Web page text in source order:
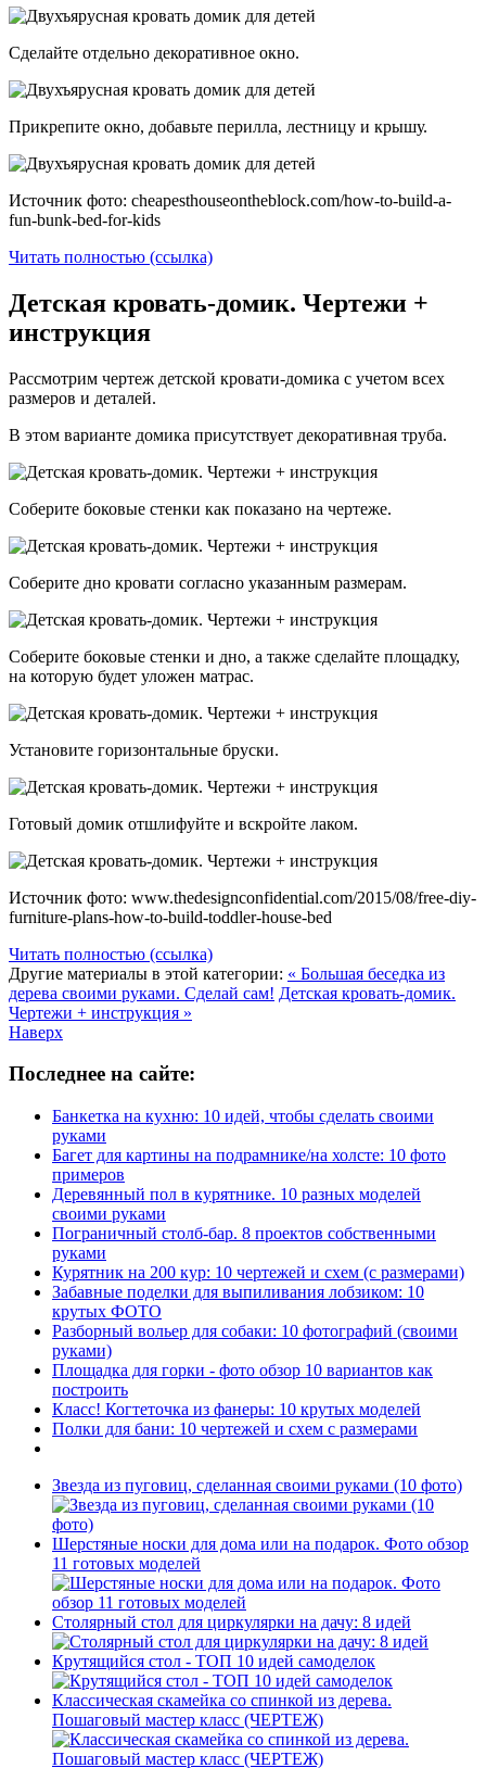
Сделайте отдельно декоративное окно.
Прикрепите окно, добавьте перилла, лестницу и крышу.
Источник фото: cheapesthouseontheblock.com/how-to-build-a-
fun-bunk-bed-for-kids
Читать полностью (ссылка)
Детская кровать-домик. Чертежи +
инструкция
Рассмотрим чертеж детской кровати-домика с учетом всех
размеров и деталей.
В этом варианте домика присутствует декоративная труба.
Соберите боковые стенки как показано на чертеже.
Соберите дно кровати согласно указанным размерам.
Соберите боковые стенки и дно, а также сделайте площадку,
на которую будет уложен матрас.
Установите горизонтальные бруски.
Готовый домик отшлифуйте и вскройте лаком.
Источник фото: www.thedesignconfidential.com/2015/08/free-diy-
furniture-plans-how-to-build-toddler-house-bed
Читать полностью (ссылка)
Другие материалы в этой категории: « Большая беседка из
дерева своими руками. Сделай сам! Детская кровать-домик.
Чертежи + инструкция »
Наверх
Последнее на сайте:
Банкетка на кухню: 10 идей, чтобы сделать своими
руками
Багет для картины на подрамнике/на холсте: 10 фото
примеров
Деревянный пол в курятнике. 10 разных моделей
своими руками
Пограничный столб-бар. 8 проектов собственными
руками
Курятник на 200 кур: 10 чертежей и схем (с размерами)
Забавные поделки для выпиливания лобзиком: 10
крутых ФОТО
Разборный вольер для собаки: 10 фотографий (своими
руками)
Площадка для горки - фото обзор 10 вариантов как
построить
Класс! Когтеточка из фанеры: 10 крутых моделей
Полки для бани: 10 чертежей и схем с размерами
Звезда из пуговиц, сделанная своими руками (10 фото)
Шерстяные носки для дома или на подарок. Фото обзор
11 готовых моделей
Столярный стол для циркулярки на дачу: 8 идей
Крутящийся стол - ТОП 10 идей самоделок
Классическая скамейка со спинкой из дерева.
Пошаговый мастер класс (ЧЕРТЕЖ)